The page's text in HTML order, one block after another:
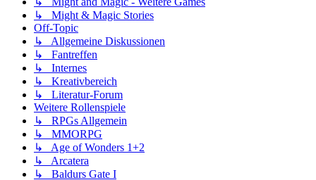
↳ Might & Magic Stories
Off-Topic
↳ Allgemeine Diskussionen
↳ Fantreffen
↳ Internes
↳ Kreativbereich
↳ Literatur-Forum
Weitere Rollenspiele
↳ RPGs Allgemein
↳ MMORPG
↳ Age of Wonders 1+2
↳ Arcatera
↳ Baldurs Gate I